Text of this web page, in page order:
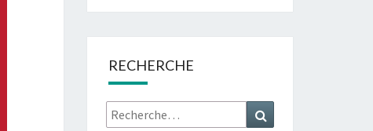
RECHERCHE
Rechercher :